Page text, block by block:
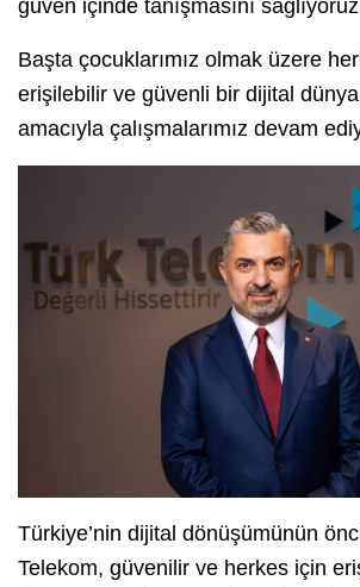
güven içinde tanışmasını
Başta çocuklarımız olmak üzere
erişilebilir ve güvenli bir dijital
amacıyla çalışmalarımız devam
Türkiye’nin dijital dönüşümünün
Telekom, güvenilir ve herkes için